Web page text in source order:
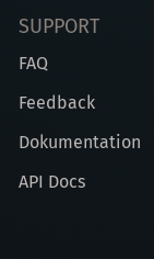
SUPPORT
FAQ
Feedback
Dokumentation
API Docs